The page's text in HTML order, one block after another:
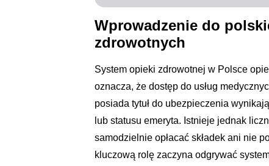
Wprowadzenie do
zdrowotnych
System opieki zdrowotnej w Polsce
oznacza, że dostęp do usług
posiada tytuł do ubezpieczenia
lub statusu emeryta. Istnieje jednak
samodzielnie opłacać składek ani nie
kluczową rolę zaczyna odgrywać